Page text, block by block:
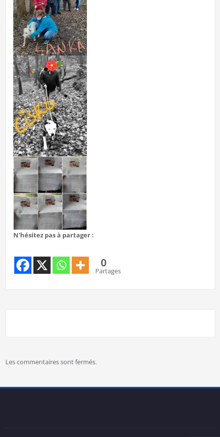
N'hésitez pas à partager :
0
Partages
Les commentaires sont fermés.